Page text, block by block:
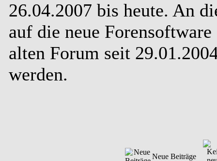
26.04.2007 bis heute. An
auf die neue
alten Forum seit
werden.
Neue Beiträge